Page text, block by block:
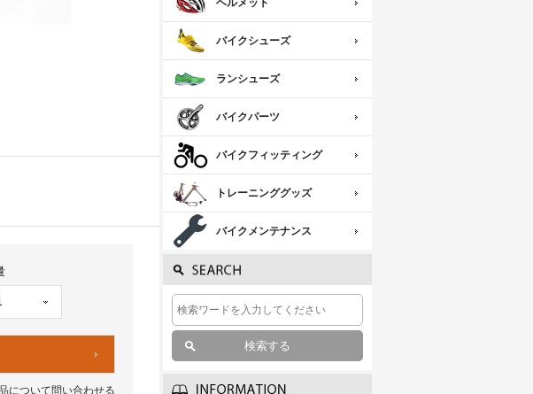
について問い合わせる
ヘルメット
バイクシューズ
ランシューズ
バイクパーツ
バイクフィッティング
トレーニンググッズ
バイクメンテナンス